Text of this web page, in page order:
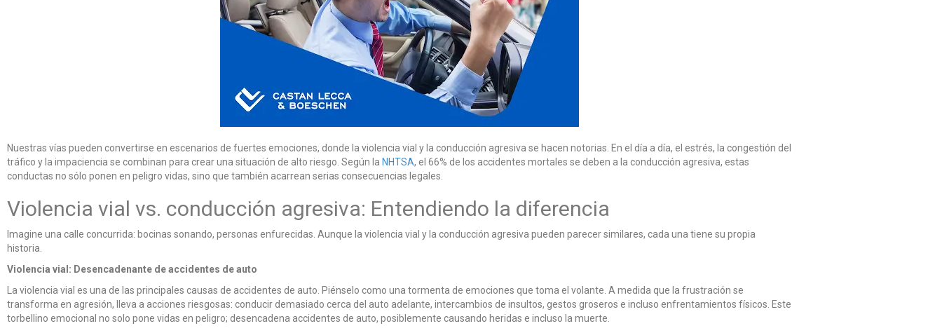
Nuestras vías pueden convertirse en escenarios de fuertes emociones, donde la violencia vial y la conducción agresiva se hacen notorias. En el día a día, el estrés, la congestión del
tráfico y la impaciencia se combinan para crear una situación de alto riesgo. Según la NHTSA, el 66% de los accidentes mortales se deben a la conducción agresiva, estas
conductas no sólo ponen en peligro vidas, sino que también acarrean serias consecuencias legales.
Violencia vial vs. conducción agresiva: Entendiendo la diferencia
Imagine una calle concurrida: bocinas sonando, personas enfurecidas. Aunque la violencia vial y la conducción agresiva pueden parecer similares, cada una tiene su propia
historia.
Violencia vial: Desencadenante de accidentes de auto
La violencia vial es una de las principales causas de accidentes de auto. Piénselo como una tormenta de emociones que toma el volante. A medida que la frustración se
transforma en agresión, lleva a acciones riesgosas: conducir demasiado cerca del auto adelante, intercambios de insultos, gestos groseros e incluso enfrentamientos físicos. Este
torbellino emocional no solo pone vidas en peligro; desencadena accidentes de auto, posiblemente causando heridas e incluso la muerte.